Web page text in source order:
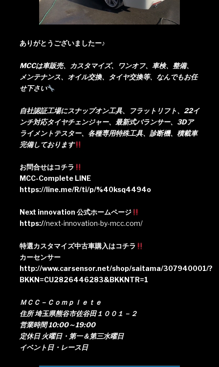
ありがとうございましたー♪
MCCは車販売、カスタマイズ、ワンオフ、車検、整備、
メンテナンス、オイル交換、タイヤ交換等、なんでもお任
せ下さい
自社認証工場にスナップオン工具、フラットリフト、22イ
ンチ対応タイヤチェンジャー、最新式バランサー、3Dア
ライメントテスター、各種専用特殊工具、診断機、積載車
完備しております
お問合せはコチラ
MCC-Complete LINE
https://line.me/R/ti/p/%40ksq4494o
Next innovation 公式ホームページ
https://next-innovation-by-mcc.com/
特選カスタマイズ中古車購入はコチラ
カーセンサー
http://www.carsensor.net/shop/saitama/307940001/?
BKKN=CU2826446283&BKKNTR=1
ＭＣＣ－Ｃｏｍｐｌｅｔｅ
住所 埼玉県熊谷市佐谷田１００１－２
営業時間 10:00～19:00
定休日 火曜日・第一＆第三水曜日
イベント日・レース日